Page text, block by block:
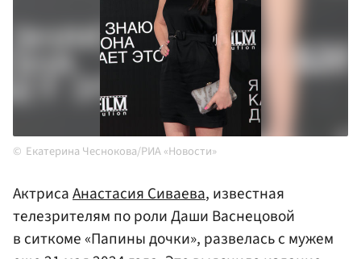
Екатерина Чеснокова/РИА «Новости»
АктрисаАнастасия Сиваева, известная
телезрителям по роли Даши Васнецовой
в ситкоме «Папины дочки», развелась с мужем